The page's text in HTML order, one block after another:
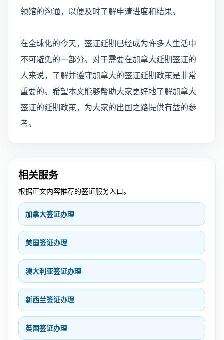
领馆的沟通，以便及时了解申请进度和结果。
在全球化的今天，签证延期已经成为许多人生活中
不可避免的一部分。对于需要在加拿大延期签证的
人来说，了解并遵守加拿大的签证延期政策是非常
重要的。希望本文能够帮助大家更好地了解加拿大
签证的延期政策，为大家的出国之路提供有益的参
考。
相关服务
根据正文内容推荐的签证服务入口。
加拿大签证办理
美国签证办理
澳大利亚签证办理
新西兰签证办理
英国签证办理